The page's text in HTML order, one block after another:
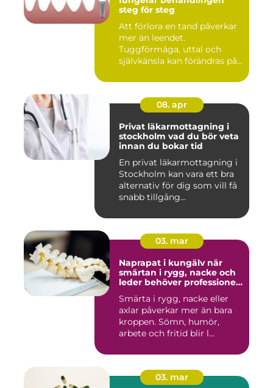
steg för steg
Att förlora en tand påverkar
mer än leendet.
Tuggförmåga, uttal och
självkänsla kan förändras på
08. apr
Privat läkarmottagning i
stockholm vad du bör veta
innan du bokar tid
En privat läkarmottagning i
Stockholm kan vara ett bra
alternativ för dig som vill få
snabb tillgång...
03. mar
Naprapat i kungälv när
smärtan i rygg, nacke och
leder behöver professionell
Smärta i rygg, nacke eller
axlar påverkar mer än bara
kroppen. Sömn, humör,
arbete och fritid blir l...
03. mar